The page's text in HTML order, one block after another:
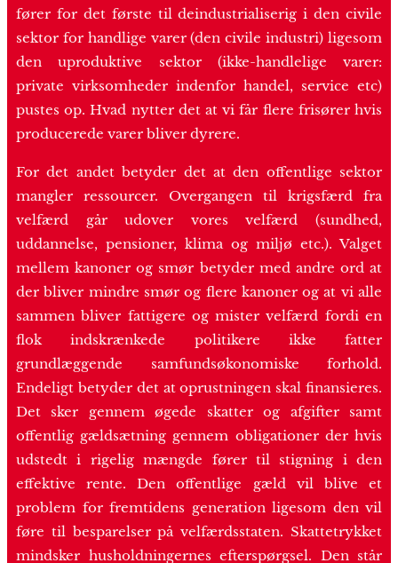
fører for det første til deindustrialiserig i den civile
sektor for handlige varer (den civile industri) ligesom
den uproduktive sektor (ikke-handlelige varer:
private virksomheder indenfor handel, service etc)
pustes op. Hvad nytter det at vi får flere frisører hvis
producerede varer bliver dyrere.
For det andet betyder det at den offentlige sektor
mangler ressourcer. Overgangen til krigsfærd fra
velfærd går udover vores velfærd (sundhed,
uddannelse, pensioner, klima og miljø etc.). Valget
mellem kanoner og smør betyder med andre ord at
der bliver mindre smør og flere kanoner og at vi alle
sammen bliver fattigere og mister velfærd fordi en
flok indskrænkede politikere ikke fatter
grundlæggende samfundsøkonomiske forhold.
Endeligt betyder det at oprustningen skal finansieres.
Det sker gennem øgede skatter og afgifter samt
offentlig gældsætning gennem obligationer der hvis
udstedt i rigelig mængde fører til stigning i den
effektive rente. Den offentlige gæld vil blive et
problem for fremtidens generation ligesom den vil
føre til besparelser på velfærdsstaten. Skattetrykket
mindsker husholdningernes efterspørgsel. Den står